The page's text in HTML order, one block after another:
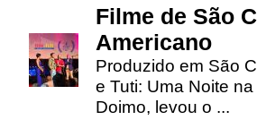
Filme de São
Americano
Produzido em São
e Tuti: Uma Noite
Doimo, levou o ...